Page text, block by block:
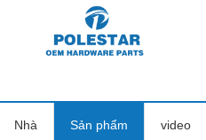
Nhà Sản phẩm video